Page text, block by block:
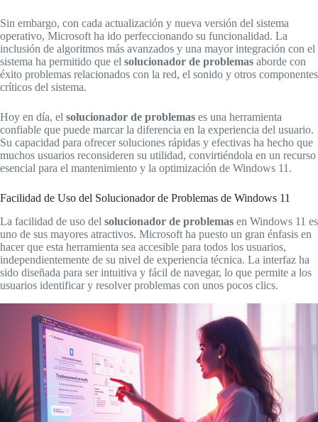
Sin embargo, con cada actualización y nueva versión del sistema
operativo, Microsoft ha ido perfeccionando su funcionalidad. La
inclusión de algoritmos más avanzados y una mayor integración con el
sistema ha permitido que el solucionador de problemas aborde con
éxito problemas relacionados con la red, el sonido y otros componentes
críticos del sistema.
Hoy en día, el solucionador de problemas es una herramienta
confiable que puede marcar la diferencia en la experiencia del usuario.
Su capacidad para ofrecer soluciones rápidas y efectivas ha hecho que
muchos usuarios reconsideren su utilidad, convirtiéndola en un recurso
esencial para el mantenimiento y la optimización de Windows 11.
Facilidad de Uso del Solucionador de Problemas de Windows 11
La facilidad de uso del solucionador de problemas en Windows 11 es
uno de sus mayores atractivos. Microsoft ha puesto un gran énfasis en
hacer que esta herramienta sea accesible para todos los usuarios,
independientemente de su nivel de experiencia técnica. La interfaz ha
sido diseñada para ser intuitiva y fácil de navegar, lo que permite a los
usuarios identificar y resolver problemas con unos pocos clics.